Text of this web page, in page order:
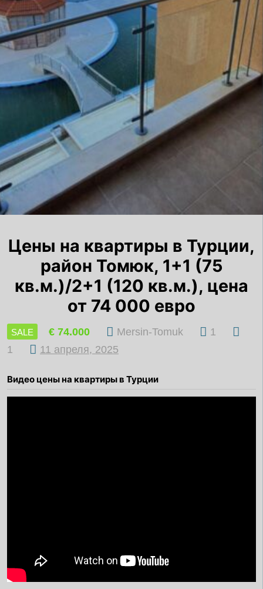
Цены на квартиры в Турции,
район Томюк, 1+1 (75
кв.м.)/2+1 (120 кв.м.), цена
от 74 000 евро
SALE € 74.000 Mersin-Tomuk
1
1
11 апреля, 2025
Видео цены на квартиры в Турции